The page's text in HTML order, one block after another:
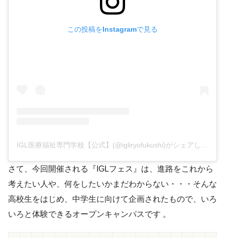
この投稿をInstagramで見る
さて、今回開催される『IGLフェス』は、進路をこれから
考えたい人や、何をしたいかまだわからない・・・そんな
高校生をはじめ、中学生に向けて企画されたもので、いろ
いろと体験できるオープンキャンパスです 。